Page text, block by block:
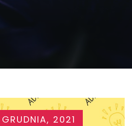
2021